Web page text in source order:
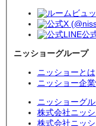
公
ニッショーグループ
ニッショーとは
ニッショー企
ニッショーグ
株式会社ニッ
株式会社ニッ